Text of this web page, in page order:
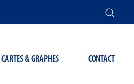
CARTES & GRAPHES CONTACT